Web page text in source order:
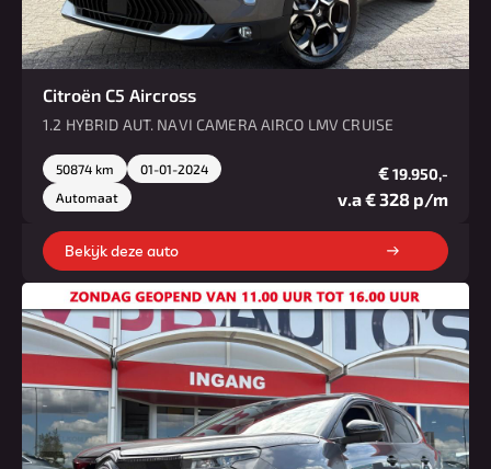
Citroën C5 Aircross
1.2 HYBRID AUT. NAVI CAMERA AIRCO LMV CRUISE
50874 km
01-01-2024
Automaat
€19.950,-
v.a € 328 p/m
Bekijk deze auto